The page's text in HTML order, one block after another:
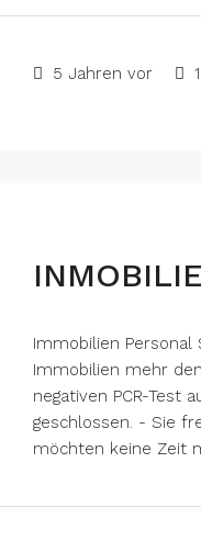
5 Jahren vor 1
Immobilien
Immobilien mehr
negativen PCR-Test
geschlossen. - Sie
möchten keine Zeit